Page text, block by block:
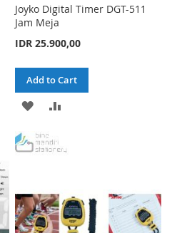
Joyko Digital Timer DGT-511
Jam Meja
IDR 25.900,00
Add to Cart
ADD
WISHCOMPARE